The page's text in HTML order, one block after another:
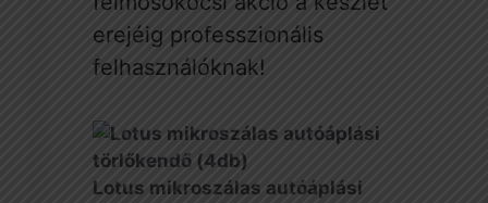
erejéig professzionális
felhasználóknak!
Lotus mikroszálas autóáplási